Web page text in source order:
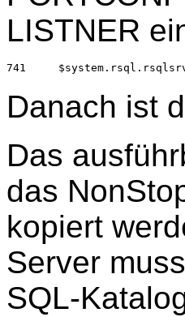
LISTNER
741
Danach ist
Das
das
kopiert
Server
SQL-